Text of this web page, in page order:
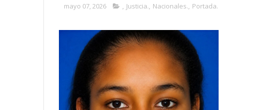
mayo 07, 2026 , Justicia., Nacionales., Portada.